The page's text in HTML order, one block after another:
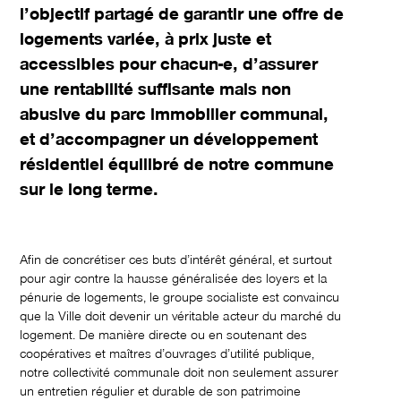
l’objectif partagé de garantir une offre de
logements variée, à prix juste et
accessibles pour chacun-e, d’assurer
une rentabilité suffisante mais non
abusive du parc immobilier communal,
et d’accompagner un développement
résidentiel équilibré de notre commune
sur le long terme.
Afin de concrétiser ces buts d’intérêt général, et surtout
pour agir contre la hausse généralisée des loyers et la
pénurie de logements, le groupe socialiste est convaincu
que la Ville doit devenir un véritable acteur du marché du
logement. De manière directe ou en soutenant des
coopératives et maîtres d’ouvrages d’utilité publique,
notre collectivité communale doit non seulement assurer
un entretien régulier et durable de son patrimoine